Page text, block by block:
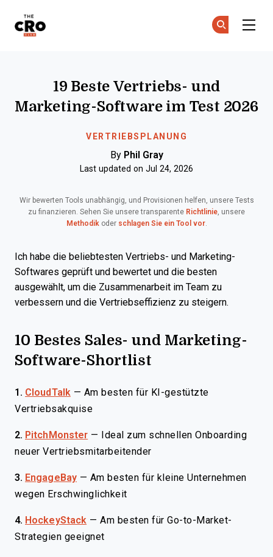
VERTRIEBSPLANUNG
19 Beste Vertriebs- und
Marketing-Software im Test 2026
By Phil Gray
Last updated on Jul 24, 2026
Wir bewerten Tools unabhängig, und Provisionen helfen, unsere Tests
zu finanzieren. Sehen Sie unsere transparente Richtlinie, unsere
Methodikoder schlagen Sie ein Tool vor.
Ich habe die beliebtesten Vertriebs- und Marketing-
Softwares geprüft und bewertet und die besten
ausgewählt, um die Zusammenarbeit im Team zu
verbessern und die Vertriebseffizienz zu steigern.
10 Bestes Sales- und Marketing-
Software-Shortlist
1. CloudTalk — Am besten für KI-gestützte
Vertriebsakquise
2. PitchMonster —
Ideal zum schnellen Onboarding
neuer Vertriebsmitarbeitender
3. EngageBay — Am besten für kleine Unternehmen
wegen Erschwinglichkeit
4. HockeyStack —Am besten für Go-to-Market-
Strategien geeignet